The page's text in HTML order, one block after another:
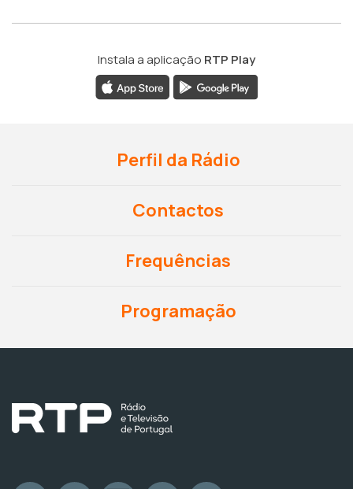
Instala a aplicação RTP Play
Perfil da Rádio
Contactos
Frequências
Programação